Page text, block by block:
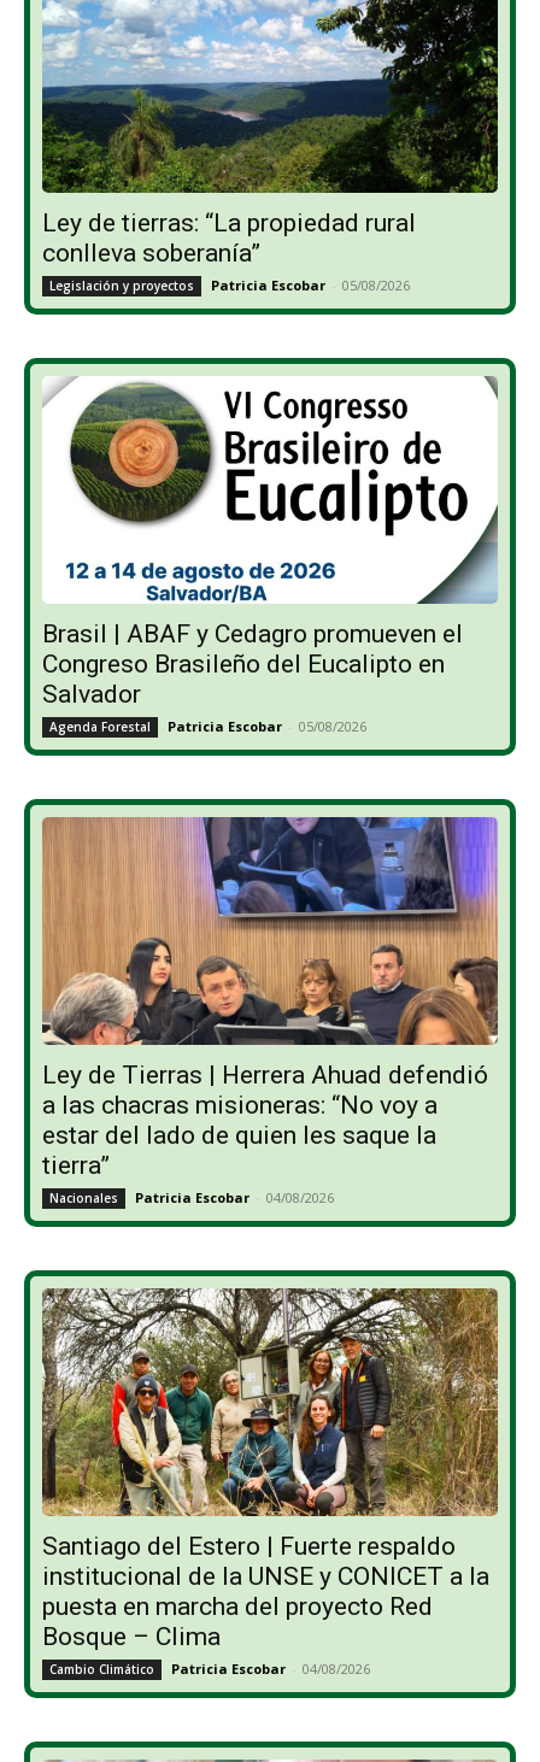
Ley de tierras: “La propiedad rural
conlleva soberanía”
Legislación y proyectos Patricia Escobar - 05/08/2026
Brasil | ABAF y Cedagro promueven el
Congreso Brasileño del Eucalipto en
Salvador
Agenda Forestal Patricia Escobar - 05/08/2026
Ley de Tierras | Herrera Ahuad defendió
a las chacras misioneras: “No voy a
estar del lado de quien les saque la
tierra”
Nacionales Patricia Escobar - 04/08/2026
Santiago del Estero | Fuerte respaldo
institucional de la UNSE y CONICET a la
puesta en marcha del proyecto Red
Bosque – Clima
Cambio Climático Patricia Escobar - 04/08/2026